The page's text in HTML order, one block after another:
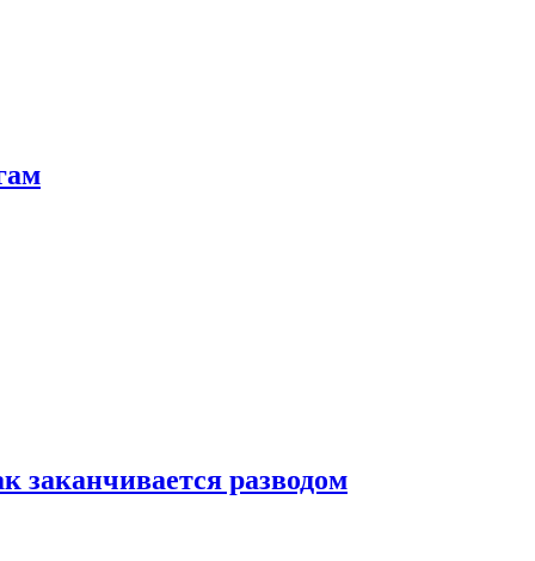
заканчивается разводом